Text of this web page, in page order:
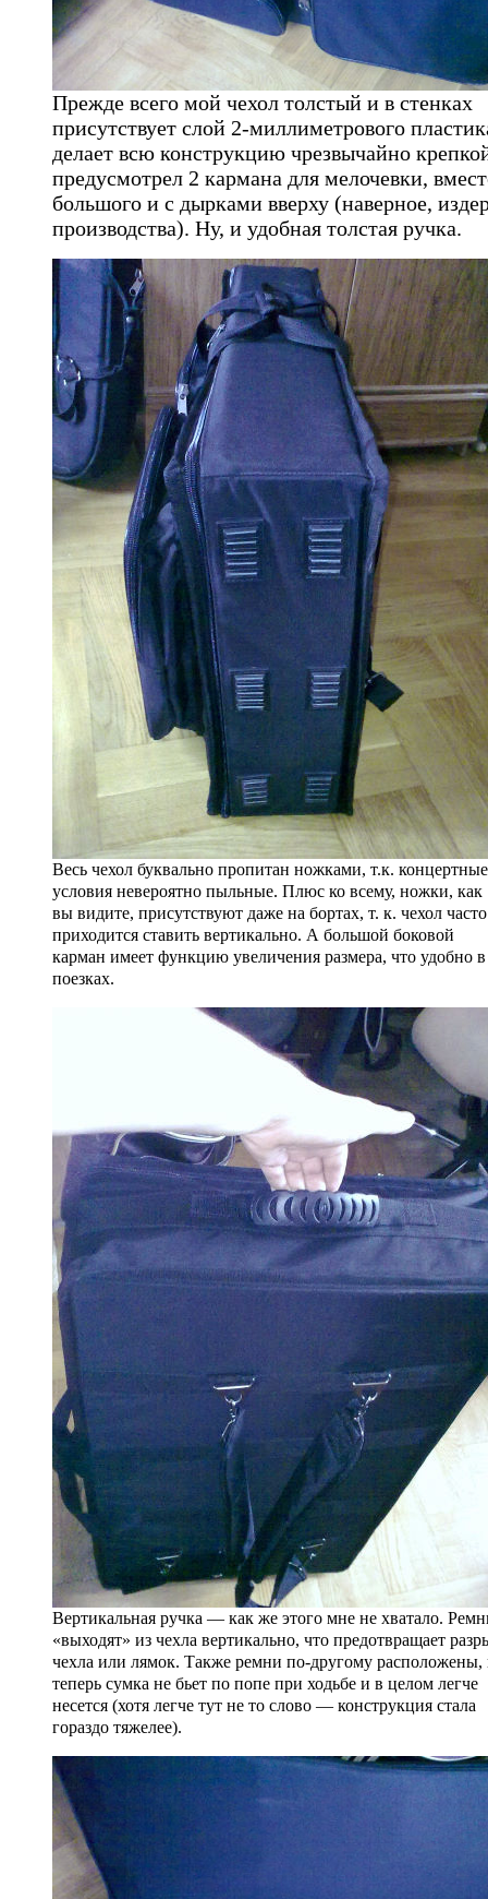
Прежде всего мой чехол толстый и в стенках
присутствует слой 2-миллиметрового
делает всю конструкцию чрезвычайно
предусмотрел 2 кармана для мелочевки,
большого и с дырками вверху (наверное,
производства). Ну, и удобная толстая ручка.
Весь чехол буквально пропитан ножками, т.к. концертные
условия невероятно пыльные. Плюс ко всему, ножки, как
вы видите, присутствуют даже на бортах, т. к. чехол часто
приходится ставить вертикально. А большой боковой
карман имеет функцию увеличения размера, что удобно в
поезках.
Вертикальная ручка — как же этого мне не хватало.
«выходят» из чехла вертикально, что предотвращает
чехла или лямок. Также ремни по-другому расположены,
теперь сумка не бьет по попе при ходьбе и в целом легче
несется (хотя легче тут не то слово — конструкция стала
гораздо тяжелее).